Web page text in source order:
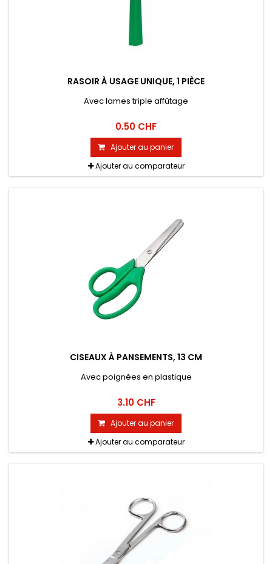
RASOIR À USAGE UNIQUE, 1 PIÈCE
Avec lames triple affûtage
0.50 CHF
Ajouter au panier
Ajouter au comparateur
CISEAUX À PANSEMENTS, 13 CM
Avec poignées en plastique
3.10 CHF
Ajouter au panier
Ajouter au comparateur